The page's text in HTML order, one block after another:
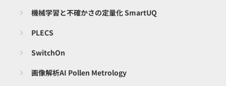
機械学習と不確かさの定量化 SmartUQ
PLECS
SwitchOn
画像解析AI Pollen Metrology